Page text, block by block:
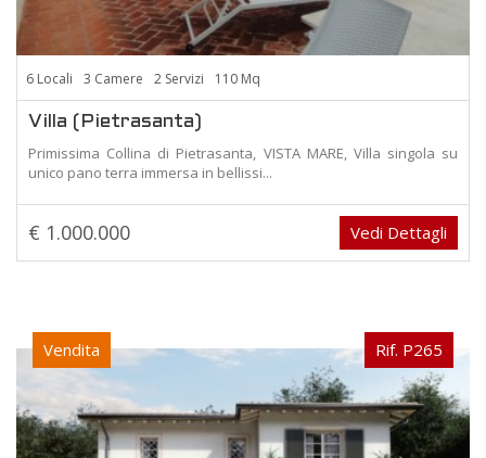
6 Locali 3 Camere 2 Servizi 110 Mq
Villa (Pietrasanta)
Primissima Collina di Pietrasanta, VISTA MARE, Villa singola su
unico pano terra immersa in bellissi...
€ 1.000.000 Vedi Dettagli
Vendita Rif. P265